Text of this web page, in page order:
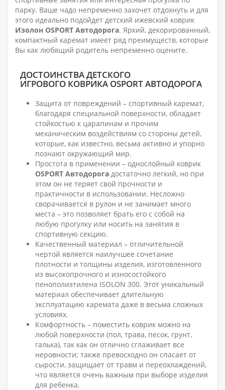
парку. Ваше чадо непременно захочет отдохнуть и для
этого идеально подойдет детский ижевский коврик
Изолон OSPORT Автодорога. Яркий, декорированный,
компактный каремат имеет ряд преимуществ, которые
Вы как любящий родитель непременно оцените.
ДОСТОИНСТВА ДЕТСКОГО
ИГРОВОГО КОВРИКА OSPORT АВТОДОРОГА
Защита от повреждений – спортивный каремат,
благодаря специальной поверхности, обладает
стойкостью к царапинам и прочим
механическим воздействиям со стороны детей,
которые, как известно, весьма активно и упорно
познают окружающий мир.
Простота в применении – однослойный коврик
OSPORT Автодорога достаточно легкий, но при
этом он не теряет свой прочности и
практичности в использовании. Несложно
сворачивается в рулон и не занимает много
места – это позволяет брать его с собой на
любую прогулку или носить на занятия в
спортивную секцию.
Качественный материал – отличительной
чертой является наилучшее сочетание
плотности и толщины изделия, изготовленного
из высокопрочного и износостойкого
пенополиэтилена ISOLON 300. Этот уникальный
материал обеспечивает длительную
эксплуатацию каремата даже в весьма сложных
условиях.
Комфортность – поместить коврик можно на
любой поверхности (пол, трава, песок, грунт,
галька), так как он отлично сглаживает все
неровности; также превосходно он спасает от
сырости, защищает от травм и переохлаждений,
что является очень важным при выборе изделия
для ребенка.